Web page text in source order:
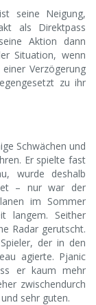
seine Neigung,
als Direktpass
Aktion dann
Situation, wenn
Verzögerung
zu ihr
Schwächen und
Er spielte fast
wurde deshalb
– nur war der
im Sommer
langem. Seither
Radar gerutscht.
der in den
agierte. Pjanic
er kaum mehr
zwischendurch
sehr guten.